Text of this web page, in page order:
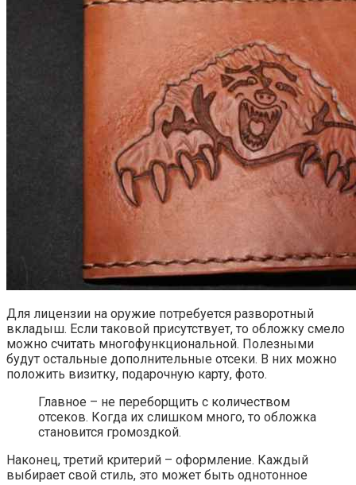
Для лицензии на оружие потребуется разворотный
вкладыш. Если таковой присутствует, то обложку смело
можно считать многофункциональной. Полезными
будут остальные дополнительные отсеки. В них можно
положить визитку, подарочную карту, фото.
Главное – не переборщить с количеством
отсеков. Когда их слишком много, то обложка
становится громоздкой.
Наконец, третий критерий – оформление. Каждый
выбирает свой стиль, это может быть однотонное